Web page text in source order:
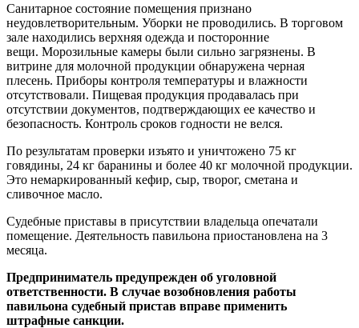
Санитарное состояние помещения признано
неудовлетворительным. Уборки не проводились. В торговом
зале находились верхняя одежда и посторонние
вещи. Морозильные камеры были сильно загрязнены. В
витрине для молочной продукции обнаружена черная
плесень. Приборы контроля температуры и влажности
отсутствовали. Пищевая продукция продавалась при
отсутствии документов, подтверждающих ее качество и
безопасность. Контроль сроков годности не велся.
По результатам проверки изъято и уничтожено 75 кг
говядины, 24 кг баранины и более 40 кг молочной продукции.
Это немаркированный кефир, сыр, творог, сметана и
сливочное масло.
Судебные приставы в присутствии владельца опечатали
помещение. Деятельность павильона приостановлена на 3
месяца.
Предприниматель предупрежден об уголовной
ответственности. В случае возобновления работы
павильона судебный пристав вправе применить
штрафные санкции.